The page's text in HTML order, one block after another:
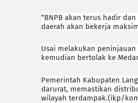
“BNPB akan terus hadir
daerah akan bekerja
Usai melakukan
kemudian bertolak ke
Pemerintah Kabupaten
darurat, memastikan
wilayah terdampak.(ikp/